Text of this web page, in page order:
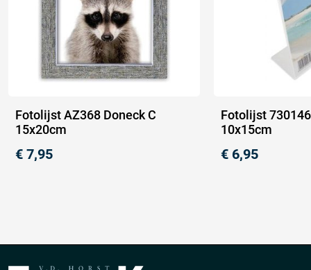
Fotolijst AZ368 Doneck C
15x20cm
€ 7,95
Fotolijst
10x15cm
€ 6,95